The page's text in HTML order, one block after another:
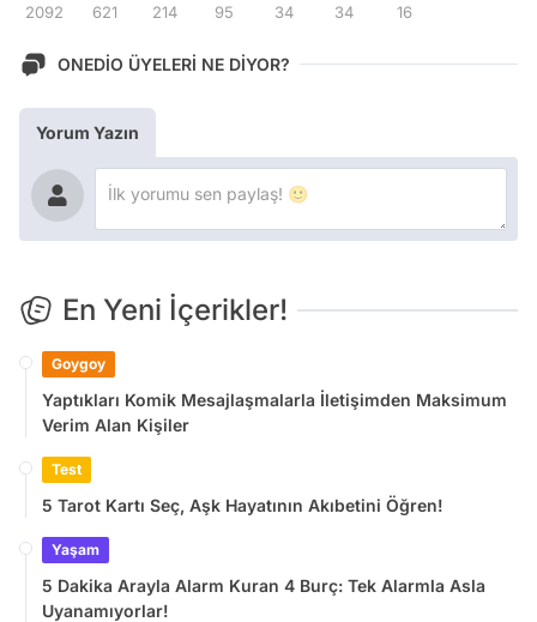
2092 621 214 95 34 34 16
ONEDİO ÜYELERİ NE DİYOR?
Yorum Yazın
En Yeni İçerikler!
Goygoy
Yaptıkları Komik Mesajlaşmalarla İletişimden Maksimum
Verim Alan Kişiler
Test
5 Tarot Kartı Seç, Aşk Hayatının Akıbetini Öğren!
Yaşam
5 Dakika Arayla Alarm Kuran 4 Burç: Tek Alarmla Asla
Uyanamıyorlar!